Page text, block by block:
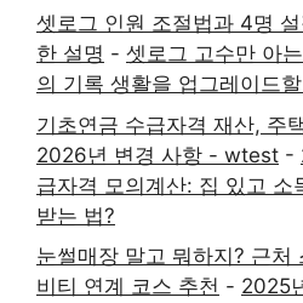
셋로그 인원 조절법과 4명
한 설명 - 셋로그 고수만 아
의 기록 생활을 업그레이드
기초연금 수급자격 재산, 주
2026년 변경 사항 - wtest -
급자격 모의계산: 집 있고 소
받는 법?
눈썰매장 말고 뭐하지? 근처
비티 연계 코스 추천 - 2025